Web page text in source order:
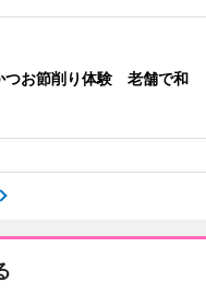
つお節削り体験 老舗で和